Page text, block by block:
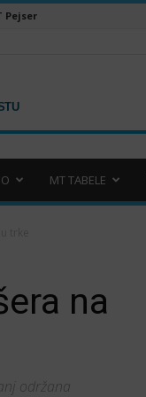
Pejser
MT TABELE
na
održana